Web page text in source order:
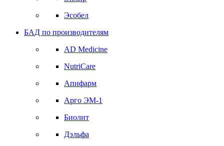
Эсобел
БАД по производителям
AD Medicine
NutriCare
Апифарм
Арго ЭМ-1
Биолит
Дэльфа